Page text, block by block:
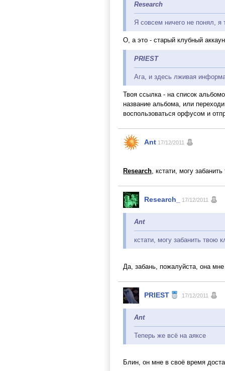
Research
Я совсем ничего не понял, я
О, а это - старый клубный
PRIEST
Ага, и здесь лживая
Твоя ссылка - на список
название альбома, или
воспользоваться орфусом и
Ant 17/12/2011
Research, кстати, могу
Research_ 17/12/2011
Ant
кстати, могу забанить твою
Да, забань, пожалуйста, она
PRIEST 17/12/2011
Ant
Теперь же всё на аяксе
Блин, он мне в своё время